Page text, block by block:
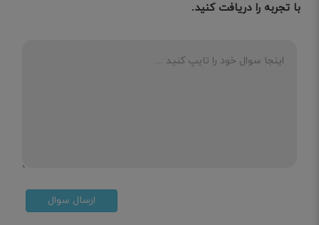
با تجربه را دریافت کنید.
ارسال سوال